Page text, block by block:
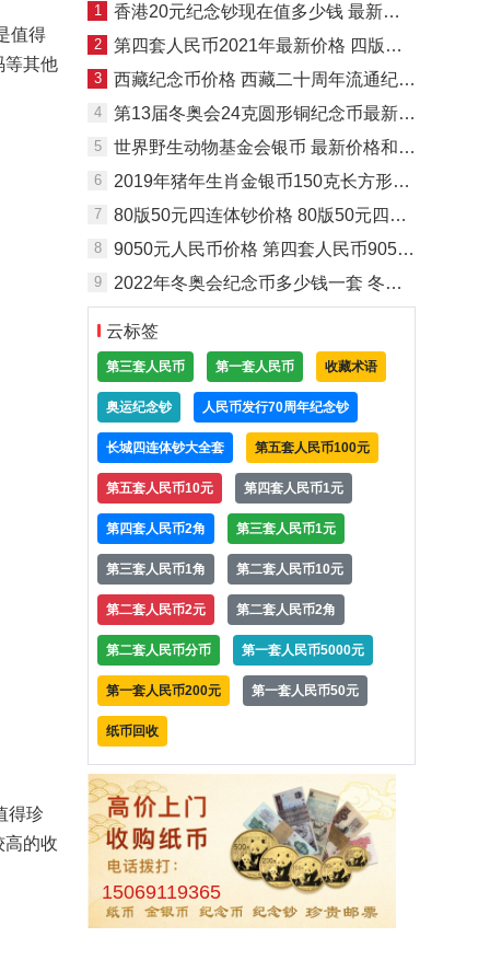
值得
等其他
得珍
高的收
1 香港20元纪念钞现在值多少钱 最新市场回收价格
2 第四套人民币2021年最新价格 四版币报价表2021
3 西藏纪念币价格 西藏二十周年流通纪念币回收价格
4 第13届冬奥会24克圆形铜纪念币最新价格及回收价
5 世界野生动物基金会银币 最新价格和回收价格
6 2019年猪年生肖金银币150克长方形金币最新价格 回收价
7 80版50元四连体钞价格 80版50元四连体能卖多少钱
8 9050元人民币价格 第四套人民币9050价格
9 2022年冬奥会纪念币多少钱一套 冬奥币价格
云标签
第三套人民币 第一套人民币 收藏术语
奥运纪念钞 人民币发行70周年纪念钞
长城四连体钞大全套 第五套人民币100元
第五套人民币10元 第四套人民币1元
第四套人民币2角 第三套人民币1元
第三套人民币1角 第二套人民币10元
第二套人民币2元 第二套人民币2角
第二套人民币分币 第一套人民币5000元
第一套人民币200元 第一套人民币50元
纸币回收
15069119365